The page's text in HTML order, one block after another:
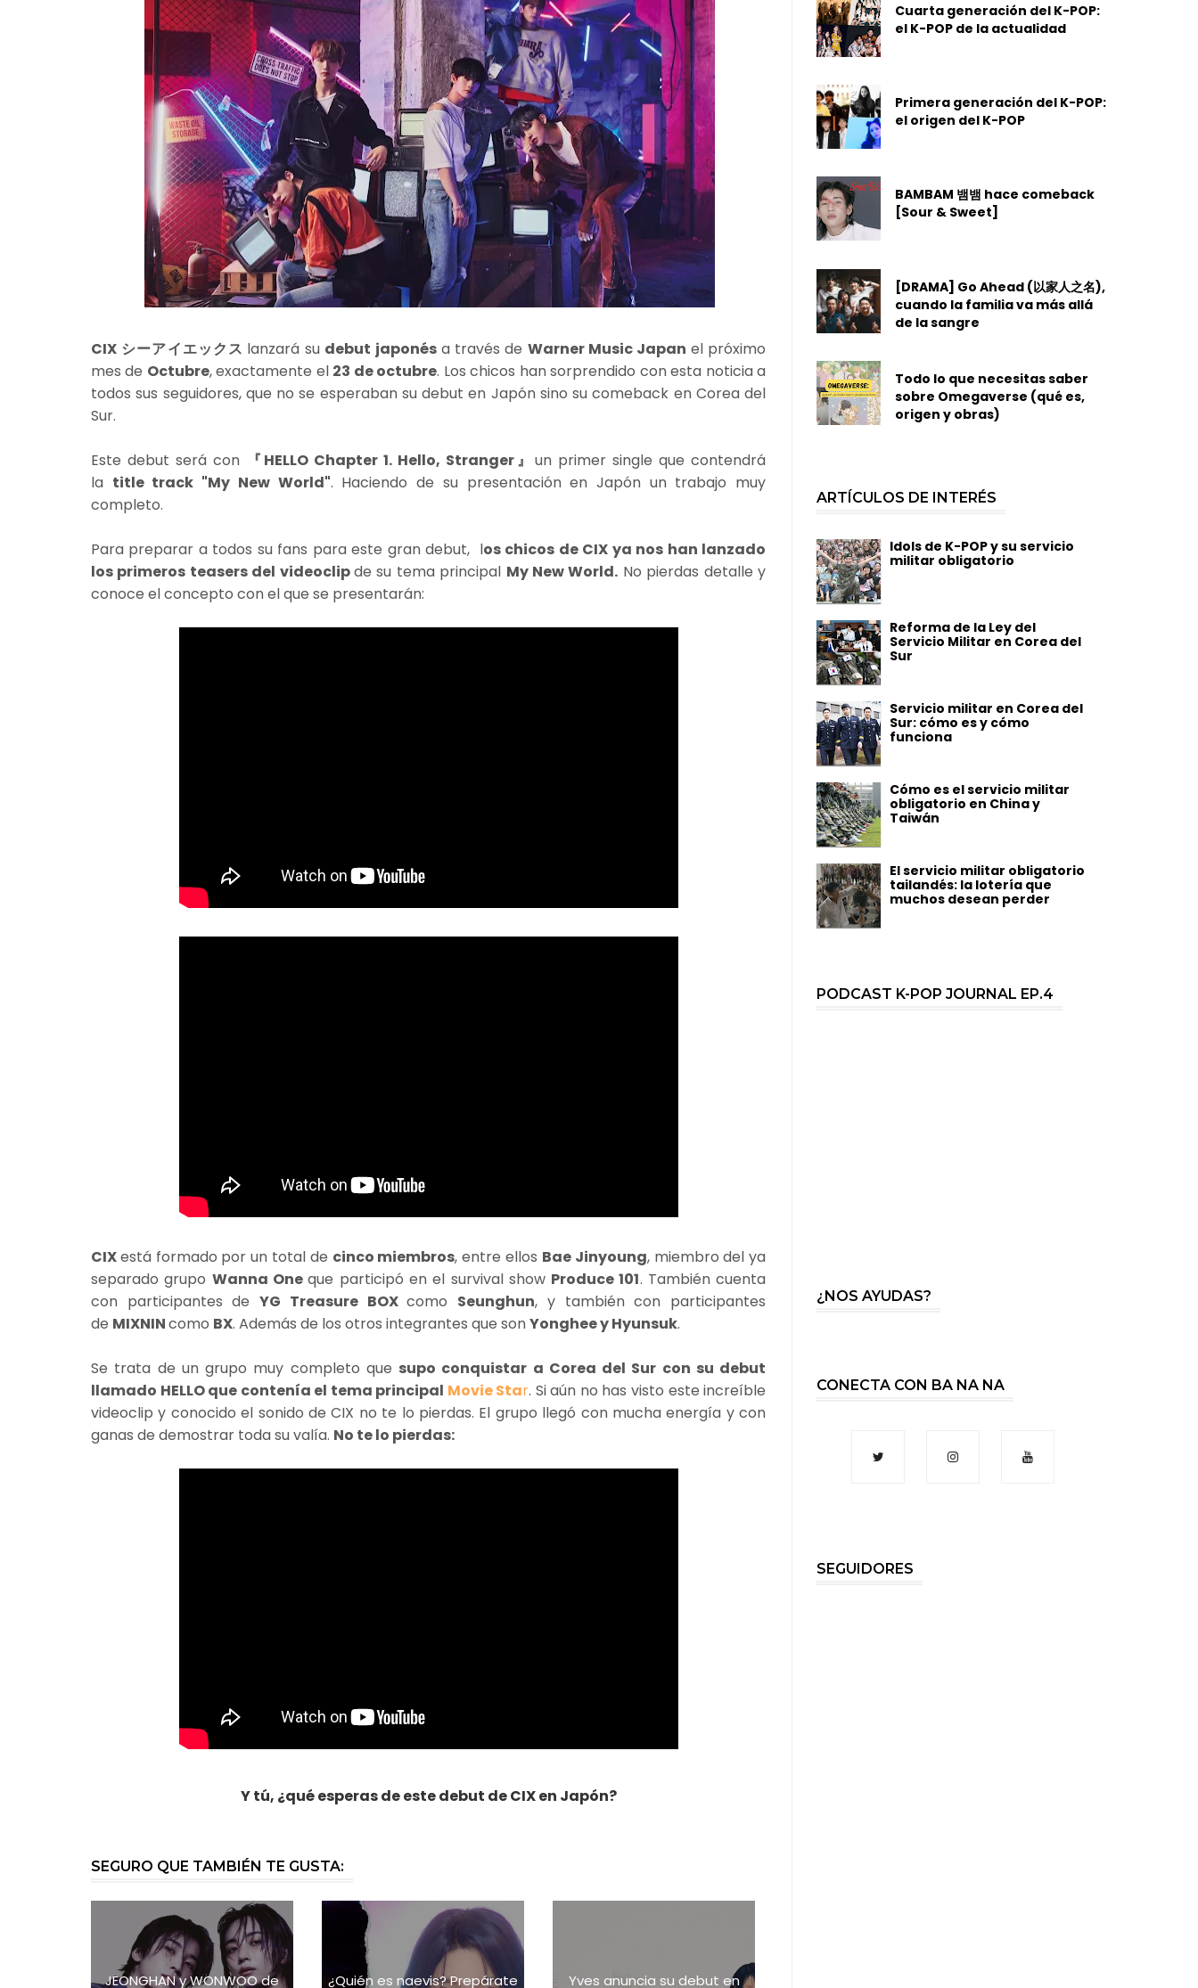
CIX シーアイエックス lanzará su debut japonésa través de Warner Music Japan el próximo
mes de Octubre, exactamente el 23 de octubre. Los chicos han sorprendido con esta noticia a
todos sus seguidores, que no se esperaban su debut en Japón sino su comeback en Corea del
Sur.
Este debut será con 『HELLO Chapter 1. Hello, Stranger』 un primer single que contendrá
la title track "My New World". Haciendo de su presentación en Japón un trabajo muy
completo.
Para preparar a todos su fans para este gran debut, los chicos de CIX ya nos han lanzado
los primeros teasers del videoclipde su tema principal My New World. No pierdas detalle y
conoce el concepto con el que se presentarán:
CIXestá formado por un total de cinco miembros, entre ellos Bae Jinyoung, miembro del ya
separado grupo Wanna Oneque participó en el survival show Produce 101. También cuenta
con participantes deYG Treasure BOXcomo Seunghun, y también con participantes
de MIXNINcomo BX. Además de los otros integrantes que sonYonghee y Hyunsuk.
Se trata de un grupo muy completo que supo conquistar a Corea del Sur con su debut
llamado HELLO que contenía el tema principal Movie Star. Si aún no has visto este increíble
videoclip y conocido el sonido de CIX no te lo pierdas. El grupo llegó con mucha energía y con
ganas de demostrar toda su valía. No te lo pierdas:
Y tú, ¿qué esperas de este debut de CIX en Japón?
SEGURO QUE TAMBIÉN TE GUSTA:
JEONGHAN y WONWOO de ¿Quién es naevis? Prepárate Yves anuncia su debut en
Cuarta generación del K-POP:
el K-POP de la actualidad
Primera generación del K-POP:
el origen del K-POP
BAMBAM 뱀뱀 hace comeback
[Sour & Sweet]
[DRAMA] Go Ahead (以家人之名),
cuando la familia va más allá
de la sangre
Todo lo que necesitas saber
sobre Omegaverse (qué es,
origen y obras)
ARTÍCULOS DE INTERÉS
Idols de K-POP y su servicio
militar obligatorio
Reforma de la Ley del
Servicio Militar en Corea del
Sur
Servicio militar en Corea del
Sur: cómo es y cómo
funciona
Cómo es el servicio militar
obligatorio en China y
Taiwán
El servicio militar obligatorio
tailandés: la lotería que
muchos desean perder
PODCAST K-POP JOURNAL EP.4
¿NOS AYUDAS?
CONECTA CON BA NA NA
SEGUIDORES